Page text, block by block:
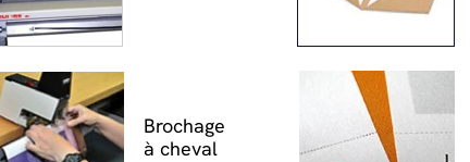
Brochage
à cheval